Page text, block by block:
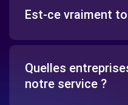
Est-ce vraiment
Quelles
notre service ?